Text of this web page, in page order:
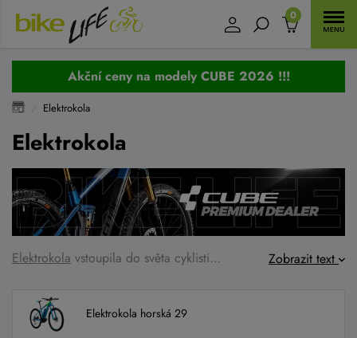
0
Akční ceny na modely CUBE 2026 !!!
Elektrokola
Elektrokola
Elektrokola vstoupila do světa cyklistiky jako něco, co mělo změnit způsob, jakým lidi jezdí na kole. A to se povedlo dokonale. Elektrokola vám zkrátka přinesou svobodnou jízdu bez kompromisů. Zdaleka už to není jen výbava seniorů, ale postupně si to nachází své uplatnění i u sportovců a u všech, co chtějí jezdit častěji, dál a s větší lehkostí. Jak rozdělit elektrokola, jaké motory doporučujeme mít ve výbavě vašeho elektrokola a na co si dát pozor? Zobrazit text
Elektrokola horská 29